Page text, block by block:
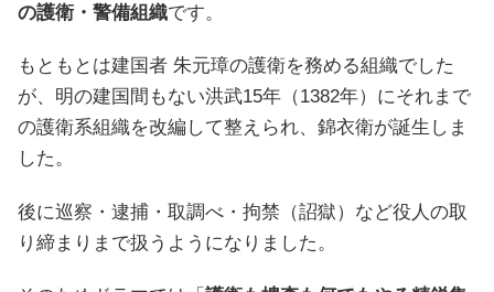
の護衛・警備組織です。
もともとは建国者 朱元璋の護衛を務める組織でした
が、明の建国間もない洪武15年（1382年）にそれまで
の護衛系組織を改編して整えられ、錦衣衛が誕生しま
した。
後に巡察・逮捕・取調べ・拘禁（詔獄）など役人の取
り締まりまで扱うようになりました。